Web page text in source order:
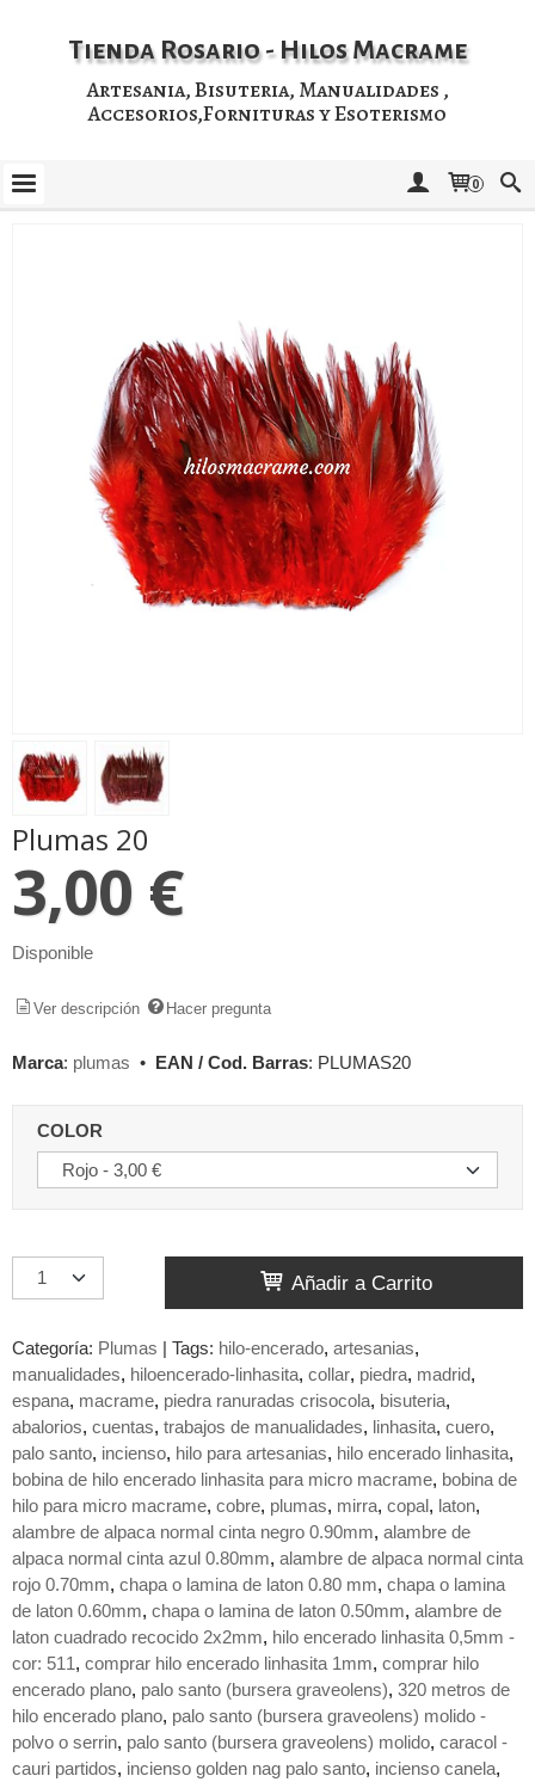
Tienda Rosario - Hilos Macrame
Artesania, Bisuteria, Manualidades ,
Accesorios,Fornituras y Esoterismo
0
Plumas 20
3,00 €
Disponible
Ver descripción Hacer pregunta
Marca: plumas • EAN / Cod. Barras: PLUMAS20
COLOR
Añadir a Carrito
Categoría: Plumas | Tags: hilo-encerado artesanias
manualidades hiloencerado-linhasita collar piedra madrid
espana macrame piedra ranuradas crisocola bisuteria
abalorios cuentas trabajos de manualidades linhasita cuero
palo santo incienso hilo para artesanias hilo encerado linhasita
bobina de hilo encerado linhasita para micro macrame bobina de
hilo para micro macrame cobre plumas mirra copal laton
alambre de alpaca normal cinta negro 0.90mm alambre de
alpaca normal cinta azul 0.80mm alambre de alpaca normal cinta
rojo 0.70mm chapa o lamina de laton 0.80 mm chapa o lamina
de laton 0.60mm chapa o lamina de laton 0.50mm alambre de
laton cuadrado recocido 2x2mm hilo encerado linhasita 0,5mm -
cor: 511 comprar hilo encerado linhasita 1mm comprar hilo
encerado plano palo santo (bursera graveolens) 320 metros de
hilo encerado plano ​palo santo (bursera graveolens) molido -
polvo o serrin
​palo santo (bursera graveolens) molido caracol -
cauri partidos incienso golden nag palo santo incienso canela